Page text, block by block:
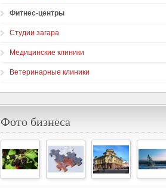
Фитнес-центры
Студии загара
Медицинские клиники
Ветеринарные клиники
Фото бизнеса